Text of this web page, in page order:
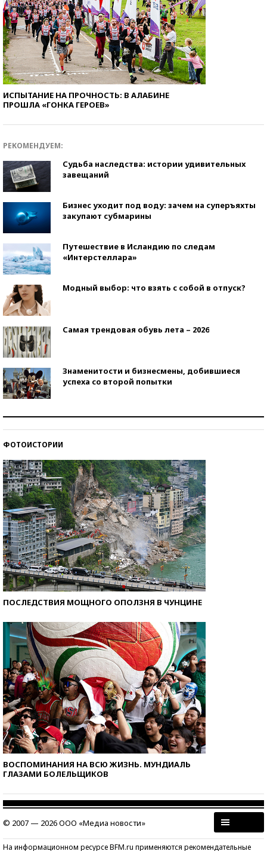
ИСПЫТАНИЕ НА ПРОЧНОСТЬ: В АЛАБИНЕ
ПРОШЛА «ГОНКА ГЕРОЕВ»
РЕКОМЕНДУЕМ:
Судьба наследства: истории удивительных
завещаний
Бизнес уходит под воду: зачем на суперъяхты
закупают субмарины
Путешествие в Исландию по следам
«Интерстеллара»
Модный выбор: что взять с собой в отпуск?
Самая трендовая обувь лета – 2026
Знаменитости и бизнесмены, добившиеся
успеха со второй попытки
ФОТОИСТОРИИ
ПОСЛЕДСТВИЯ МОЩНОГО ОПОЛЗНЯ В ЧУНЦИНЕ
ВОСПОМИНАНИЯ НА ВСЮ ЖИЗНЬ. МУНДИАЛЬ
ГЛАЗАМИ БОЛЕЛЬЩИКОВ
© 2007 — 2026 ООО «Медиа новости»
На информационном ресурсе BFM.ru применяются рекомендательные